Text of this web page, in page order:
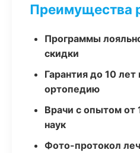
Преимущества
Программы
скидки
Гарантия до 10
ортопедию
Врачи с опытом от
наук
Фото-протокол